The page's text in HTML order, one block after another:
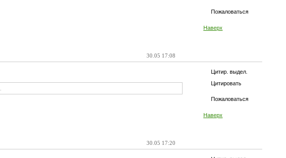
Пожаловаться
Наверх
30.05 17:08
Цитир. выдел.
Цитировать
Пожаловаться
Наверх
30.05 17:20